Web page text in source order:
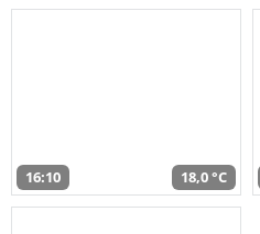
16:10 18,0 °C